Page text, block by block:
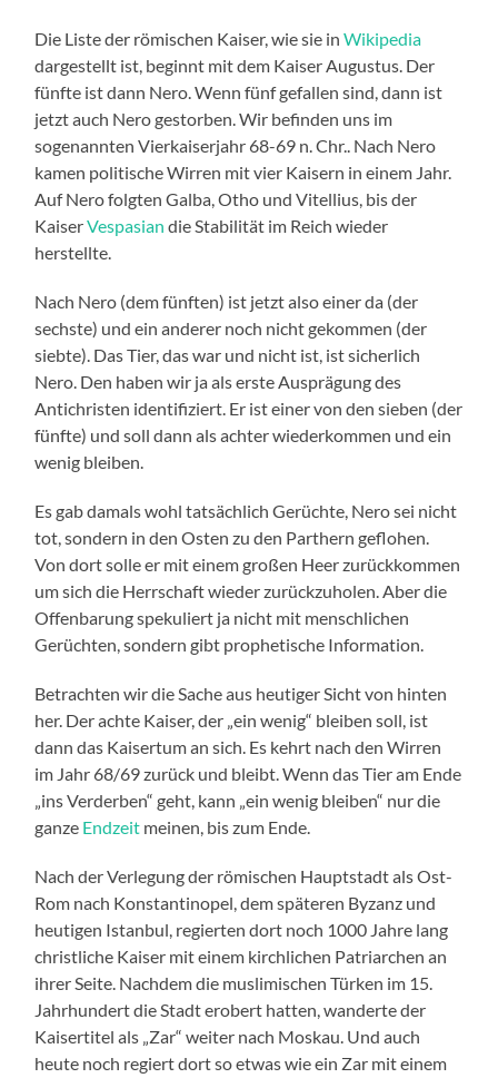
Die Liste der römischen Kaiser, wie sie inWikipedia
dargestellt ist, beginnt mit dem Kaiser Augustus. Der
fünfte ist dann Nero. Wenn fünf gefallen sind, dann ist
jetzt auch Nero gestorben. Wir befinden uns im
sogenannten Vierkaiserjahr 68-69 n. Chr.. Nach Nero
kamen politische Wirren mit vier Kaisern in einem Jahr.
Auf Nero folgten Galba, Otho und Vitellius, bis der
KaiserVespasian die Stabilität im Reich wieder
herstellte.
Nach Nero (dem fünften) ist jetzt also einer da (der
sechste) und ein anderer noch nicht gekommen (der
siebte). Das Tier, das war und nicht ist, ist sicherlich
Nero. Den haben wir ja als erste Ausprägung des
Antichristen identifiziert. Er ist einer von den sieben (der
fünfte) und soll dann als achter wiederkommen und ein
wenig bleiben.
Es gab damals wohl tatsächlich Gerüchte, Nero sei nicht
tot, sondern in den Osten zu den Parthern geflohen.
Von dort solle er mit einem großen Heer zurückkommen
um sich die Herrschaft wieder zurückzuholen. Aber die
Offenbarung spekuliert ja nicht mit menschlichen
Gerüchten, sondern gibt prophetische Information.
Betrachten wir die Sache aus heutiger Sicht von hinten
her. Der achte Kaiser, der „ein wenig“ bleiben soll, ist
dann das Kaisertum an sich. Es kehrt nach den Wirren
im Jahr 68/69 zurück und bleibt. Wenn das Tier am Ende
„ins Verderben“ geht, kann „ein wenig bleiben“ nur die
ganze Endzeit meinen, bis zum Ende.
Nach der Verlegung der römischen Hauptstadt als Ost-
Rom nach Konstantinopel, dem späteren Byzanz und
heutigen Istanbul, regierten dort noch 1000 Jahre lang
christliche Kaiser mit einem kirchlichen Patriarchen an
ihrer Seite. Nachdem die muslimischen Türken im 15.
Jahrhundert die Stadt erobert hatten, wanderte der
Kaisertitel als „Zar“ weiter nach Moskau. Und auch
heute noch regiert dort so etwas wie ein Zar mit einem